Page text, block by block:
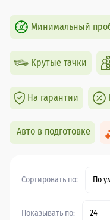
Минимальный
Крутые тачки
На гарантии
Авто в подготовке
Сортировать по: По
Показывать по: 24